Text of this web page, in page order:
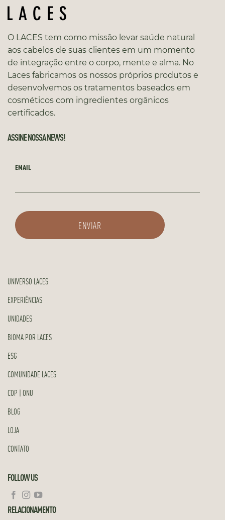
O LACES tem como missão levar saúde natural
aos cabelos de suas clientes em um momento
de integração entre o corpo, mente e alma. No
Laces fabricamos os nossos próprios produtos e
desenvolvemos os tratamentos baseados em
cosméticos com ingredientes orgânicos
certificados.
ASSINE NOSSA NEWS!
EMAIL
UNIVERSO LACES
EXPERIÊNCIAS
UNIDADES
BIOMA POR LACES
ESG
COMUNIDADE LACES
COP | ONU
BLOG
LOJA
CONTATO
FOLLOW US
RELACIONAMENTO